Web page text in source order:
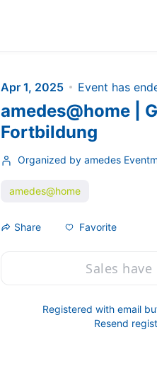
Apr 1, 2025 Event has
amedes@home |
Fortbildung
Organized by amedes
amedes@home
Share Favorite
Sales have
Registered with email
Resend